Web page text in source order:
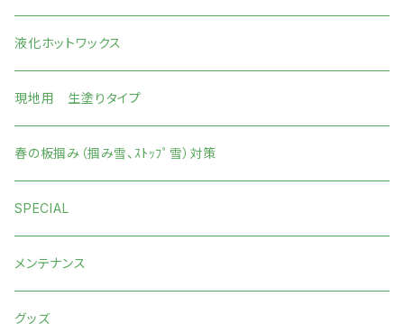
液化ホットワックス
現地用 生塗りタイプ
春の板掴み（掴み雪、ｽﾄｯﾌﾟ雪）対策
SPECIAL
メンテナンス
グッズ